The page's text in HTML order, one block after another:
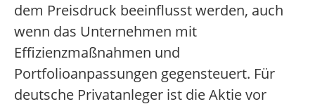
dem Preisdruck beeinflusst werden, auch
wenn das Unternehmen mit
Effizienzmaßnahmen und
Portfolioanpassungen gegensteuert. Für
deutsche Privatanleger ist die Aktie vor